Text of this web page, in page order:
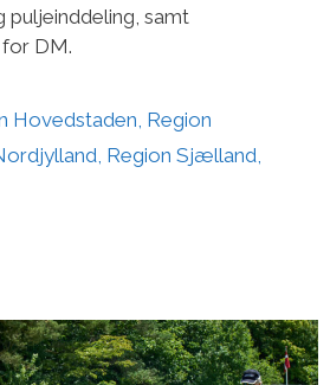
puljeinddeling, samt
DM.
Hovedstaden Region
Region Sjælland